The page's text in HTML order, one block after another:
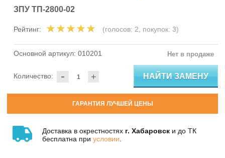
ЗПУ ТП-2800-02
Рейтинг: (голосов: 2, покупок: 3)
Основной артикул: 010201
- +
Количество:
Нет в продаже
НАЙТИ ЗАМЕНУ
ГАРАНТИЯ ЛУЧШЕЙ ЦЕНЫ
Доставка в окрестностях г. Хабаровск и до ТК
бесплатна при условии